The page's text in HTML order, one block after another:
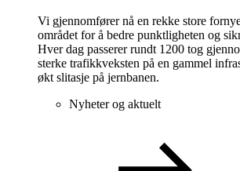
Vi gjennomfører nå en rekke store
området for å bedre punktligheten og
Hver dag passerer rundt 1200 tog
sterke trafikkveksten på en gammel
økt slitasje på jernbanen.
Nyheter og aktuelt